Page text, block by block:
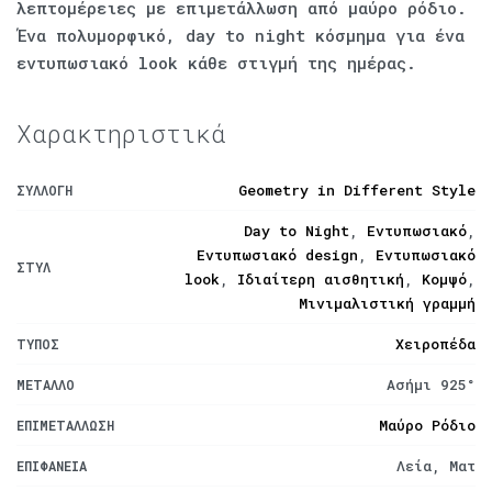
λεπτομέρειες με επιμετάλλωση από μαύρο ρόδιο.
Ένα πολυμορφικό, day to night κόσμημα για ένα
εντυπωσιακό look κάθε στιγμή της ημέρας.
Χαρακτηριστικά
ΣΥΛΛΟΓΉ Geometry in Different Style
ΣΤΥΛ
Day to Night, Εντυπωσιακό,
Εντυπωσιακό design , Εντυπωσιακό
look, Ιδιαίτερη αισθητική , Κομψό,
Μινιμαλιστική γραμμή
ΤΎΠΟΣ Χειροπέδα
ΜΈΤΑΛΛΟ Ασήμι 925°
ΕΠΙΜΕΤΆΛΛΩΣΗ Μαύρο Ρόδιο
ΕΠΙΦΆΝΕΙΑ Λεία, Ματ